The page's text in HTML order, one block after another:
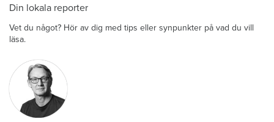
Din lokala reporter
Vet du något? Hör av dig med tips eller synpunkter på vad du vill
läsa.